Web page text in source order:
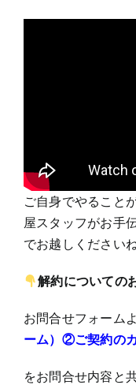
ご自身でやること
屋スタッフがお手
でお越しください
解約についての
お問合せフォーム
ーム）②ご契約の
をお問合せ内容と